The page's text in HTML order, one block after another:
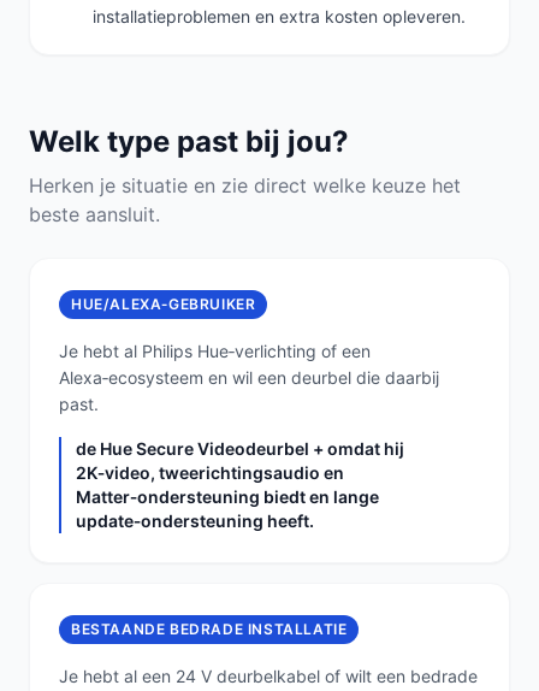
installatieproblemen en extra kosten opleveren.
Welk type past bij jou?
Herken je situatie en zie direct welke keuze het
beste aansluit.
HUE/ALEXA‑GEBRUIKER
Je hebt al Philips Hue‑verlichting of een
Alexa‑ecosysteem en wil een deurbel die daarbij
past.
de Hue Secure Videodeurbel + omdat hij
2K‑video, tweerichtingsaudio en
Matter‑ondersteuning biedt en lange
update‑ondersteuning heeft.
BESTAANDE BEDRADE INSTALLATIE
Je hebt al een 24 V deurbelkabel of wilt een bedrade